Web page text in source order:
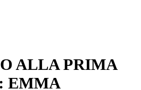
ALLA PRIMA
EMMA